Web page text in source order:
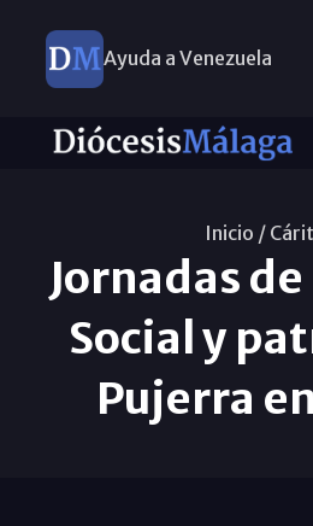
Ayuda a Venezuela
Inicio /
Jornadas de
Social y
Pujerra